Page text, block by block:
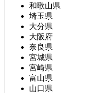
和歌山県
埼玉県
大分県
大阪府
奈良県
宮城県
宮崎県
富山県
山口県